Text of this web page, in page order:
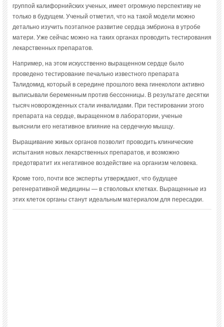
группой калифорнийских ученых, имеет огромную перспективу не
только в будущем. Ученый отметил, что на такой модели можно
детально изучить поэтапное развитие сердца эмбриона в утробе
матери. Уже сейчас можно на таких органах проводить тестирования
лекарственных препаратов.
Например, на этом искусственно выращенном сердце было
проведено тестирование печально известного препарата
Талидомид, который в середине прошлого века гинекологи активно
выписывали беременным против бессонницы. В результате десятки
тысяч новорожденных стали инвалидами. При тестировании этого
препарата на сердце, выращенном в лаборатории, ученые
выяснили его негативное влияние на сердечную мышцу.
Выращивание живых органов позволит проводить клинические
испытания новых лекарственных препаратов, и возможно
предотвратит их негативное воздействие на организм человека.
Кроме того, почти все эксперты утверждают, что будущее
регенеративной медицины — в стволовых клетках. Выращенные из
этих клеток органы станут идеальным материалом для пересадки.